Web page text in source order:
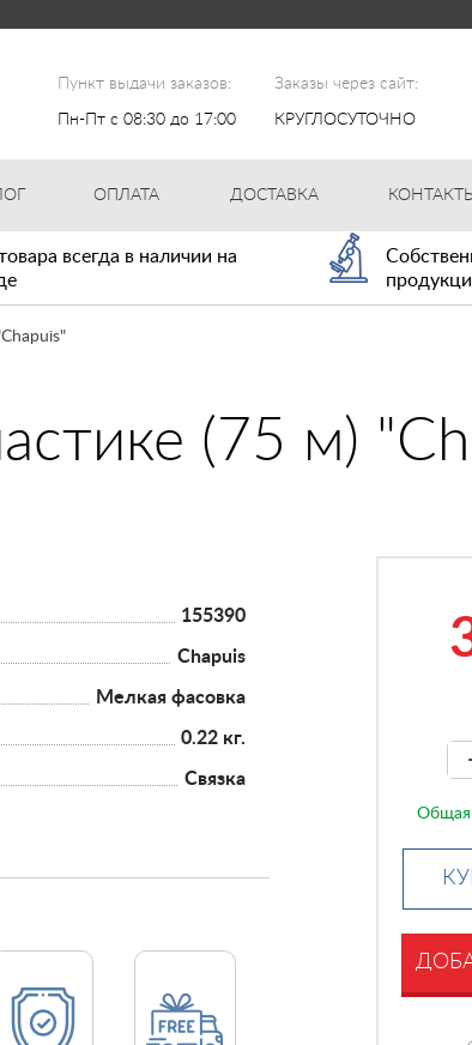
Пункт выдачи заказов:
Пн-Пт с 08:30 до 17:00
Заказы через сайт:
КРУГЛОСУТОЧНО
ОПЛАТА ДОСТАВКА КОНТАКТЫ
всегда в наличии на
(75 м)
155390
Chapuis
Мелкая фасовка
0.22 кг.
Связка
Общая